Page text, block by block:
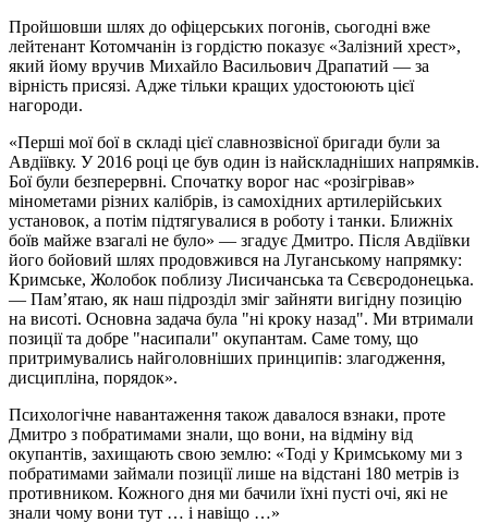
Пройшовши шлях до офіцерських погонів, сьогодні вже
лейтенант Котомчанін із гордістю показує «Залізний хрест»,
який йому вручив Михайло Васильович Драпатий — за
вірність присязі. Адже тільки кращих удостоюють цієї
нагороди.
«Перші мої бої в складі цієї славнозвісної бригади були за
Авдіївку. У 2016 році це був один із найскладніших напрямків.
Бої були безперервні. Спочатку ворог нас «розігрівав»
мінометами різних калібрів, із самохідних артилерійських
установок, а потім підтягувалися в роботу і танки. Ближніх
боїв майже взагалі не було» — згадує Дмитро. Після Авдіївки
його бойовий шлях продовжився на Луганському напрямку:
Кримське, Жолобок поблизу Лисичанська та Сєвєродонецька.
— Пам’ятаю, як наш підрозділ зміг зайняти вигідну позицію
на висоті. Основна задача була "ні кроку назад". Ми втримали
позиції та добре "насипали" окупантам. Саме тому, що
притримувались найголовніших принципів: злагодження,
дисципліна, порядок».
Психологічне навантаження також давалося взнаки, проте
Дмитро з побратимами знали, що вони, на відміну від
окупантів, захищають свою землю: «Тоді у Кримському ми з
побратимами займали позиції лише на відстані 180 метрів із
противником. Кожного дня ми бачили їхні пусті очі, які не
знали чому вони тут … і навіщо …»